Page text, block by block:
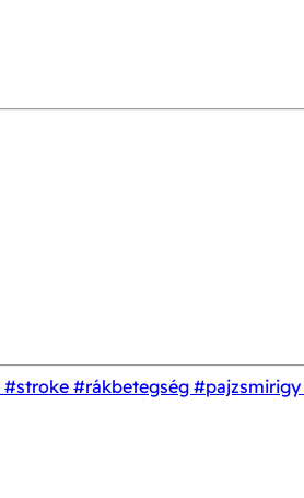
#stroke #rákbetegség #pajzsmirigy